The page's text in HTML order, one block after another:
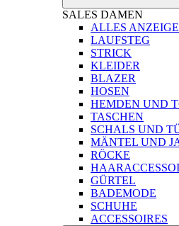
SALES DAMEN
ALLES
LAUFSTEG
STRICK
KLEIDER
BLAZER
HOSEN
HEMDEN UND
TASCHEN
SCHALS UND
MÄNTEL UND
RÖCKE
GÜRTEL
BADEMODE
SCHUHE
ACCESSOIRES